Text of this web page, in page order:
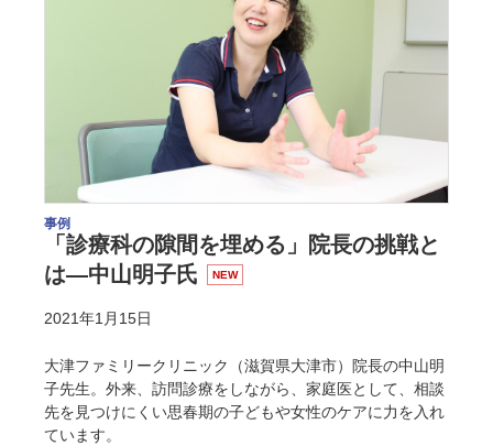
事例
「診療科の隙間を埋める」院長の挑戦と
は―中山明子氏
NEW
2021年1月15日
大津ファミリークリニック（滋賀県大津市）院長の中山明
子先生。外来、訪問診療をしながら、家庭医として、相談
先を見つけにくい思春期の子どもや女性のケアに力を入れ
ています。